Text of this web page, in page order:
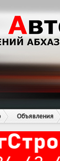
Объявления